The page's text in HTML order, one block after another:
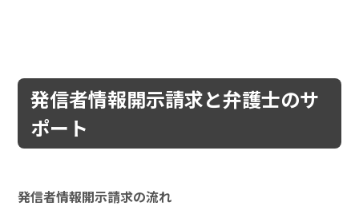
発信者情報開示請求と弁護士のサ
ポート
発信者情報開示請求の流れ